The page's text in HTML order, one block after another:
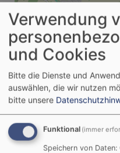
Sanierung der
Verwendung
und Cookies
Bitte die Dienste und
auswählen, die wir nutzen
bitte unsere
Funktional (immer
Speichern von